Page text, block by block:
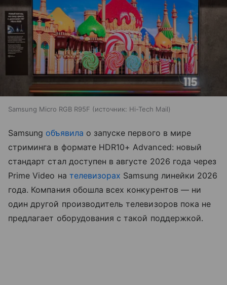
Samsung Micro RGB R95F источник: Hi-Tech Mail
Samsung объявила о запуске первого в мире
стриминга в формате HDR10+ Advanced: новый
стандарт стал доступен в августе 2026 года через
Prime Video на телевизорах Samsung линейки 2026
года. Компания обошла всех конкурентов — ни
один другой производитель телевизоров пока не
предлагает оборудования с такой поддержкой.